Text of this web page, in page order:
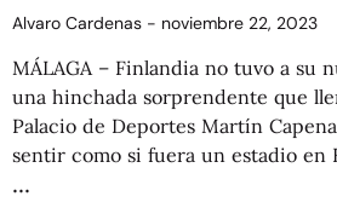
Alvaro Cardenas noviembre 22, 2023
MÁLAGA – Finlandia no tuvo a su
una hinchada sorprendente que
Palacio de Deportes Martín
sentir como si fuera un estadio en